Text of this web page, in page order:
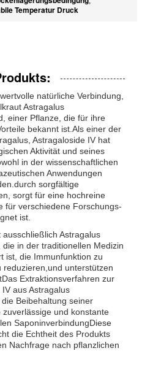
Temperatur Druck
natürliche Verbindung,
Astragalus
einer Pflanze, die für ihre
bekannt ist.Als einer der
Astragaloside IV hat
Aktivität und seines
in der wissenschaftlichen
Anwendungen
sorgfältige
sorgt für eine hochreine
für verschiedene Forschungs-
ist.
Astragalus
in der traditionellen Medizin
ist, die Immunfunktion zu
unterstützen
Extraktionsverfahren zur
aus Astragalus
Beibehaltung seiner
und konstante
SaponinverbindungDiese
die Echtheit des Produkts
Nachfrage nach pflanzlichen